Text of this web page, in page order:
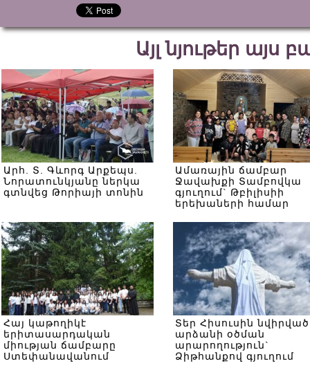
Այլ նյութեր այս
Արհ. Տ. Գևորգ Արքեպս.
Նորատունկյանը ներկա
գտնվեց Թորիայի տոնին
Ամառային ճամբար
Ջավախքի Տամբովկա
գյուղում` Թբիլիսիի
երեխաների համար
Հայ կաթողիկէ
երիտասարդական
միության ճամբարը
Ստեփանավանում
Տեր Հիսուսին նվիրված
արձանի օծման
արարողություն`
Ձիթհանքով գյուղում